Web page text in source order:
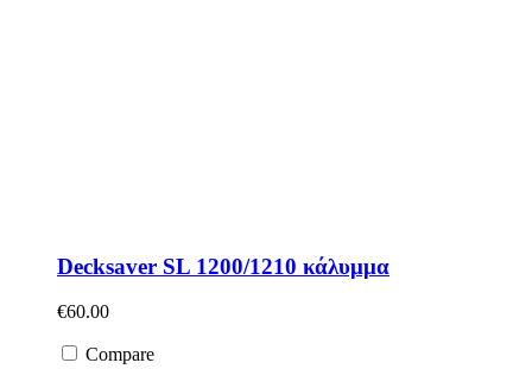
Decksaver SL 1200/1210 κάλυμμα
€60.00
Compare